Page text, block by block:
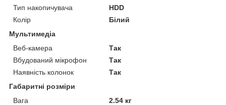
Тип накопичувача
HDD
Колір
Білий
Мультимедіа
Веб-камера
Так
Вбудований мікрофон
Так
Наявність колонок
Так
Габаритні розміри
Вага
2.54 кг